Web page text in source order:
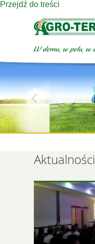
Przejdź do treści
Aktualności